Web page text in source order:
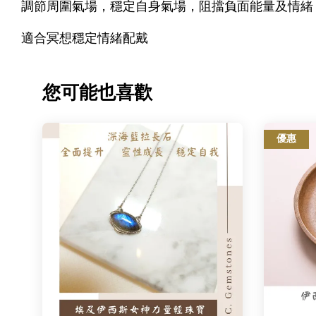
調節周圍氣場，穩定自身氣場，阻擋負面能量及情緒
適合冥想穩定情緒配戴
您可能也喜歡
優惠